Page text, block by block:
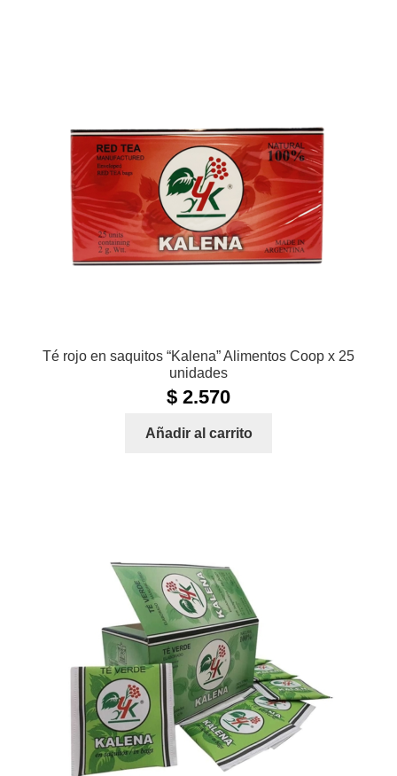
Té rojo en saquitos “Kalena” Alimentos Coop x 25
unidades
$ 2.570
Añadir al carrito